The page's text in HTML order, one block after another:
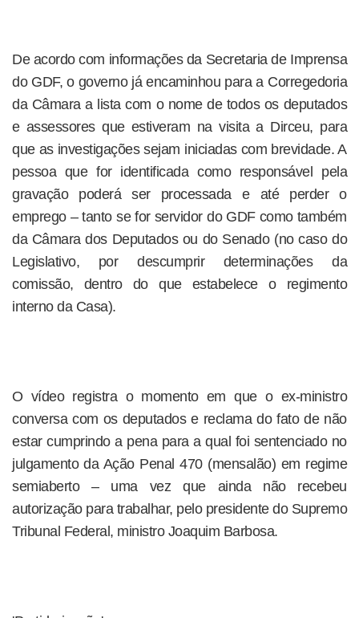
De acordo com informações da Secretaria de Imprensa
do GDF, o governo já encaminhou para a Corregedoria
da Câmara a lista com o nome de todos os deputados
e assessores que estiveram na visita a Dirceu, para
que as investigações sejam iniciadas com brevidade. A
pessoa que for identificada como responsável pela
gravação poderá ser processada e até perder o
emprego – tanto se for servidor do GDF como também
da Câmara dos Deputados ou do Senado (no caso do
Legislativo, por descumprir determinações da
comissão, dentro do que estabelece o regimento
interno da Casa).
O vídeo registra o momento em que o ex-ministro
conversa com os deputados e reclama do fato de não
estar cumprindo a pena para a qual foi sentenciado no
julgamento da Ação Penal 470 (mensalão) em regime
semiaberto – uma vez que ainda não recebeu
autorização para trabalhar, pelo presidente do Supremo
Tribunal Federal, ministro Joaquim Barbosa.